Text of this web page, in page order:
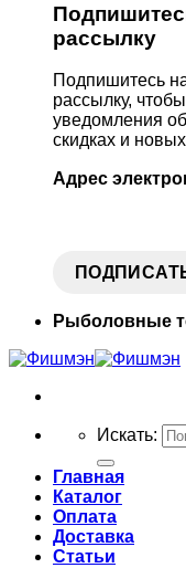
рассылку
Подпишитесь
рассылку,
уведомления
скидках и
Адрес
Рыболовные
Искать:
Главная
Каталог
Оплата
Доставка
Статьи